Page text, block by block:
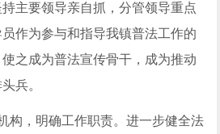
主要领导亲自抓，分管领导重点
作为参与和指导我镇普法工作的
之成为普法宣传骨干，成为推动
兵。
，明确工作职责。进一步健全法